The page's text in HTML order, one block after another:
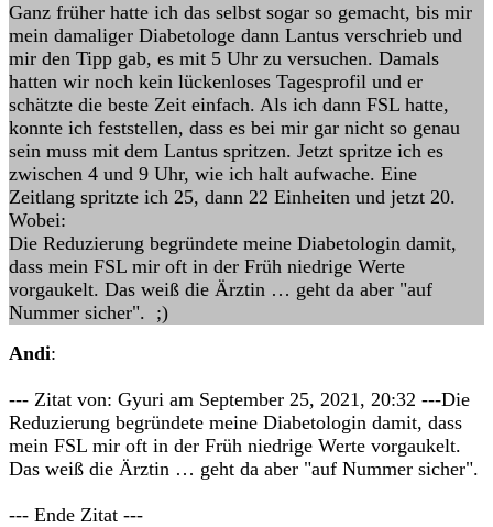
Ganz früher hatte ich das selbst sogar so gemacht, bis mir
mein damaliger Diabetologe dann Lantus verschrieb und
mir den Tipp gab, es mit 5 Uhr zu versuchen. Damals
hatten wir noch kein lückenloses Tagesprofil und er
schätzte die beste Zeit einfach. Als ich dann FSL hatte,
konnte ich feststellen, dass es bei mir gar nicht so genau
sein muss mit dem Lantus spritzen. Jetzt spritze ich es
zwischen 4 und 9 Uhr, wie ich halt aufwache. Eine
Zeitlang spritzte ich 25, dann 22 Einheiten und jetzt 20.
Wobei:
Die Reduzierung begründete meine Diabetologin damit,
dass mein FSL mir oft in der Früh niedrige Werte
vorgaukelt. Das weiß die Ärztin … geht da aber "auf
Nummer sicher". ;)
Andi:
--- Zitat von: Gyuri am September 25, 2021, 20:32 ---Die
Reduzierung begründete meine Diabetologin damit, dass
mein FSL mir oft in der Früh niedrige Werte vorgaukelt.
Das weiß die Ärztin … geht da aber "auf Nummer sicher".
--- Ende Zitat ---